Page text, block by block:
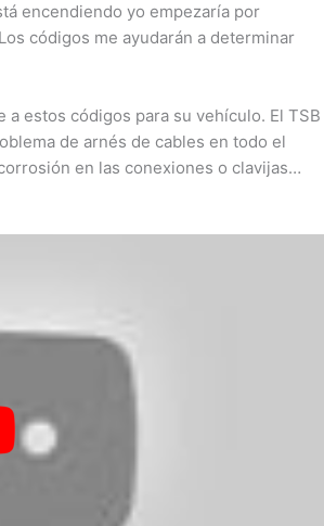
encendiendo yo empezaría por
códigos me ayudarán a determinar
estos códigos para su vehículo. El TSB
de arnés de cables en todo el
en las conexiones o clavijas…